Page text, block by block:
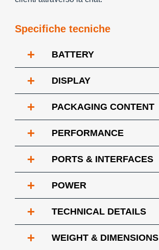
Specifiche tecniche
+ BATTERY
+ DISPLAY
+ PACKAGING CONTENT
+ PERFORMANCE
+ PORTS & INTERFACES
+ POWER
+ TECHNICAL DETAILS
+ WEIGHT & DIMENSIONS